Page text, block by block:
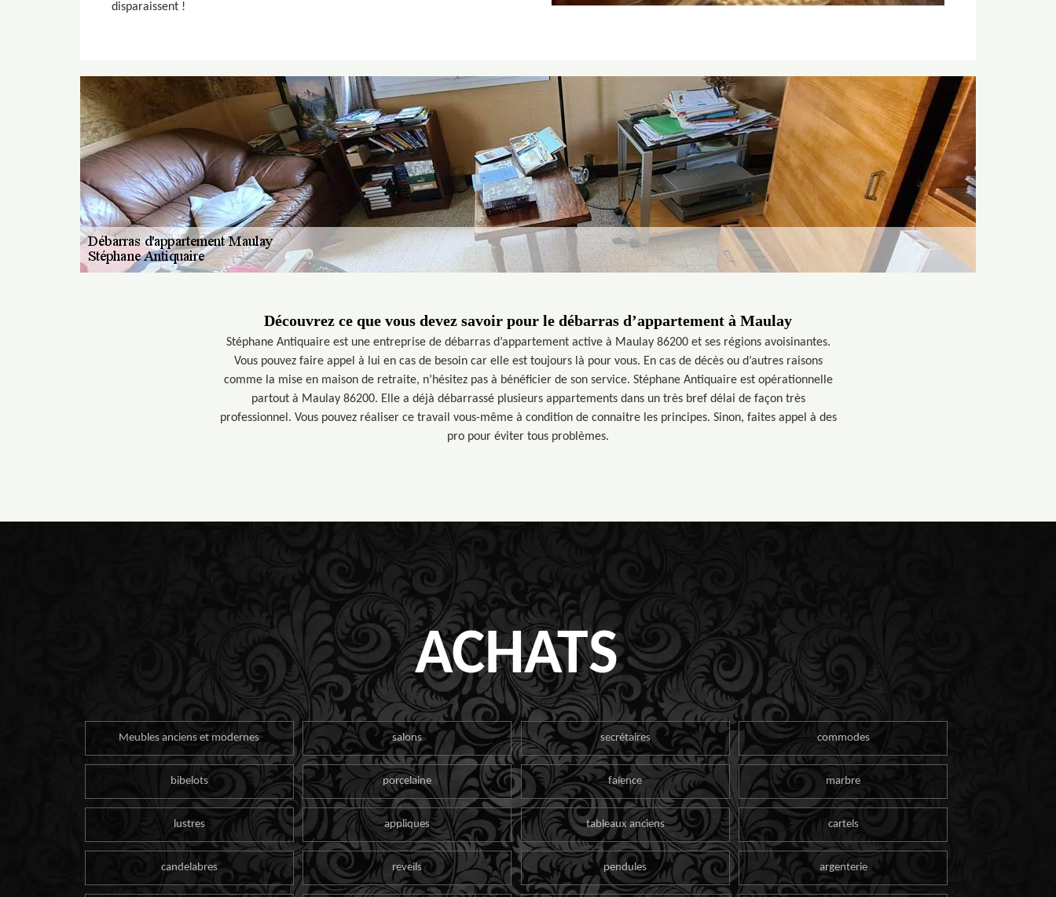
disparaissent !
Découvrez ce que vous devez savoir pour le débarras d’appartement à Maulay
Stéphane Antiquaire est une entreprise de débarras d’appartement active à Maulay 86200 et ses régions avoisinantes.
Vous pouvez faire appel à lui en cas de besoin car elle est toujours là pour vous. En cas de décès ou d’autres raisons
comme la mise en maison de retraite, n’hésitez pas à bénéficier de son service. Stéphane Antiquaire est opérationnelle
partout à Maulay 86200. Elle a déjà débarrassé plusieurs appartements dans un très bref délai de façon très
professionnel. Vous pouvez réaliser ce travail vous-même à condition de connaitre les principes. Sinon, faites appel à des
pro pour éviter tous problèmes.
ACHATS
Meubles anciens et modernes salons secrétaires commodes
bibelots porcelaine faïence marbre
lustres appliques tableaux anciens cartels
candelabres reveils pendules argenterie